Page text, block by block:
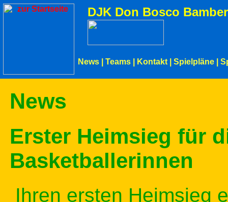
DJK Don Bosco
News Teams Kontakt Spielpläne
News
Erster Heimsieg für
Basketballerinnen
Ihren ersten Heimsieg